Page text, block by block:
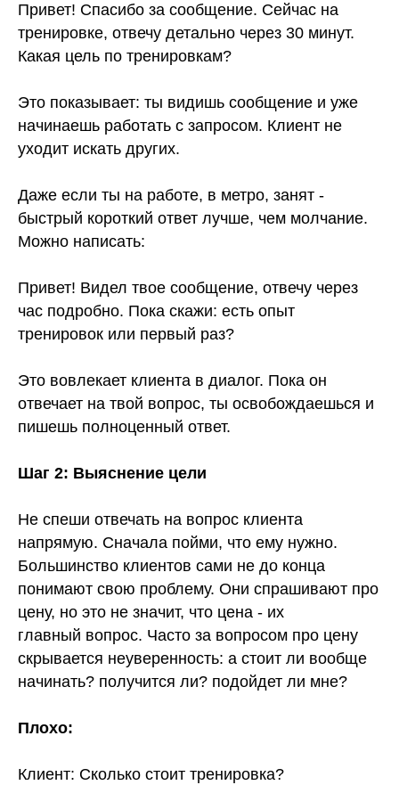
Привет! Спасибо за сообщение. Сейчас на
тренировке, отвечу детально через 30 минут.
Какая цель по тренировкам?
Это показывает: ты видишь сообщение и уже
начинаешь работать с запросом. Клиент не
уходит искать других.
Даже если ты на работе, в метро, занят -
быстрый короткий ответ лучше, чем молчание.
Можно написать:
Привет! Видел твое сообщение, отвечу через
час подробно. Пока скажи: есть опыт
тренировок или первый раз?
Это вовлекает клиента в диалог. Пока он
отвечает на твой вопрос, ты освобождаешься и
пишешь полноценный ответ.
Шаг 2: Выяснение цели
Не спеши отвечать на вопрос клиента
напрямую. Сначала пойми, что ему нужно.
Большинство клиентов сами не до конца
понимают свою проблему. Они спрашивают про
цену, но это не значит, что цена - их
главный вопрос. Часто за вопросом про цену
скрывается неуверенность: а стоит ли вообще
начинать? получится ли? подойдет ли мне?
Плохо:
Клиент: Сколько стоит тренировка?